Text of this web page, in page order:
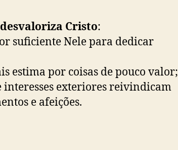
desvaloriza Cristo:
suficiente Nele para dedicar
estima por coisas de pouco valor;
interesses exteriores reivindicam
e afeições.